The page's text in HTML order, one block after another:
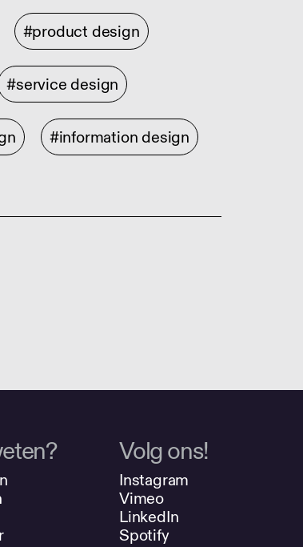
#product design
#service design
#information design
Volg ons!
Instagram
Vimeo
LinkedIn
Spotify